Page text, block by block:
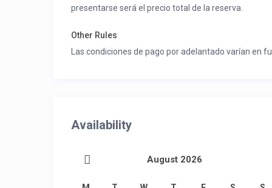
presentarse será el precio total de la reserva.
Other Rules
Las condiciones de pago por adelantado varían en
Availability
August 2026